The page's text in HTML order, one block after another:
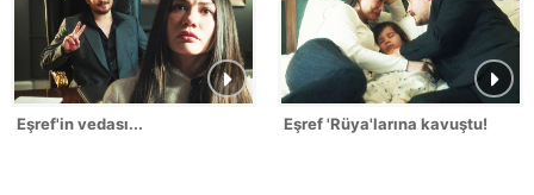
Eşref'in vedası... Eşref 'Rüya'larına kavuştu!